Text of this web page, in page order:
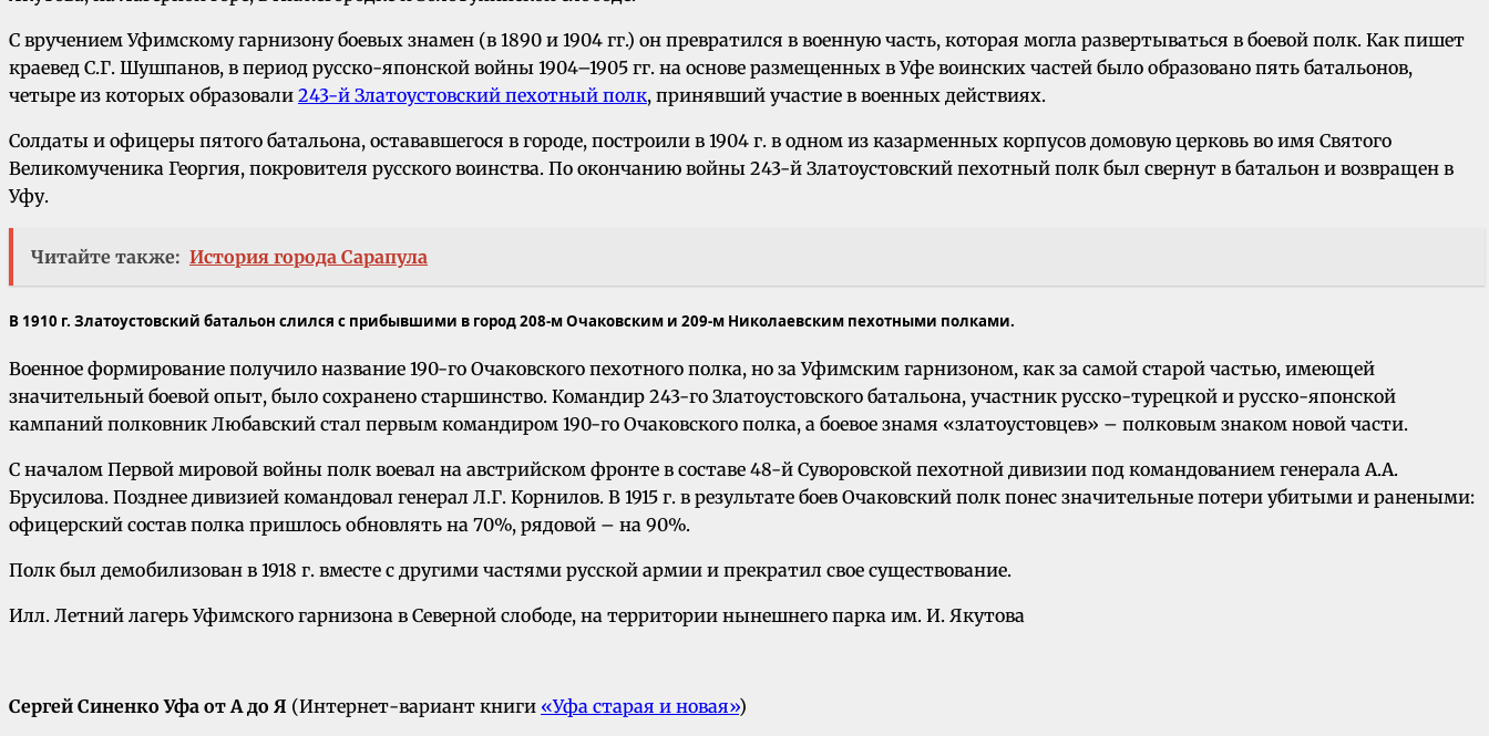
С вручением Уфимскому гарнизону боевых знамен (в 1890 и 1904 гг.) он превратился в военную часть, которая могла развертываться в боевой полк. Как пишет
краевед С.Г. Шушпанов, в период русско-японской войны 1904–1905 гг. на основе размещенных в Уфе воинских частей было образовано пять батальонов,
четыре из которых образовали 243-й Златоустовский пехотный полк, принявший участие в военных действиях.
Солдаты и офицеры пятого батальона, остававшегося в городе, построили в 1904 г. в одном из казарменных корпусов домовую церковь во имя Святого
Великомученика Георгия, покровителя русского воинства. По окончанию войны 243-й Златоустовский пехотный полк был свернут в батальон и возвращен в
Уфу.
Читайте также: История города Сарапула
В 1910 г. Златоустовский батальон слился с прибывшими в город 208-м Очаковским и 209-м Николаевским пехотными полками.
Военное формирование получило название 190-го Очаковского пехотного полка, но за Уфимским гарнизоном, как за самой старой частью, имеющей
значительный боевой опыт, было сохранено старшинство. Командир 243-го Златоустовского батальона, участник русско-турецкой и русско-японской
кампаний полковник Любавский стал первым командиром 190-го Очаковского полка, а боевое знамя «златоустовцев» – полковым знаком новой части.
С началом Первой мировой войны полк воевал на австрийском фронте в составе 48-й Суворовской пехотной дивизии под командованием генерала А.А.
Брусилова. Позднее дивизией командовал генерал Л.Г. Корнилов. В 1915 г. в результате боев Очаковский полк понес значительные потери убитыми и ранеными:
офицерский состав полка пришлось обновлять на 70%, рядовой – на 90%.
Полк был демобилизован в 1918 г. вместе с другими частями русской армии и прекратил свое существование.
Илл. Летний лагерь Уфимского гарнизона в Северной слободе, на территории нынешнего парка им. И. Якутова
Сергей Синенко Уфа от А до Я (Интернет-вариант книги «Уфа старая и новая»)